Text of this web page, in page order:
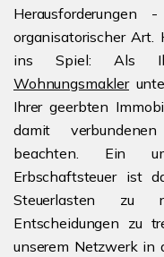
organisatorischer Art.
ins Spiel: Als
Wohnungsmakler
Ihrer geerbten
damit
beachten. Ein
Erbschaftsteuer ist
Steuerlasten zu
Entscheidungen zu
unserem Netzwerk in